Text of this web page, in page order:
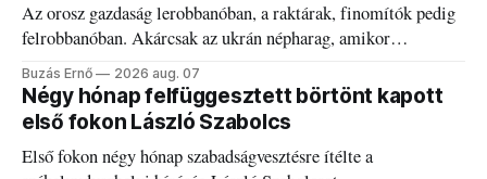
Az orosz gazdaság lerobbanóban, a raktárak, finomítók pedig
felrobbanóban. Akárcsak az ukrán népharag, amikor
elégedetlen vezetőivel.
Buzás Ernő 2026 aug. 07
Négy hónap felfüggesztett börtönt kapott
első fokon László Szabolcs
Első fokon négy hónap szabadságvesztésre ítélte a